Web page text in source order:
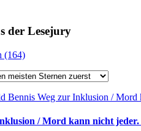
der Lesejury
(164)
/ Mord kann nicht